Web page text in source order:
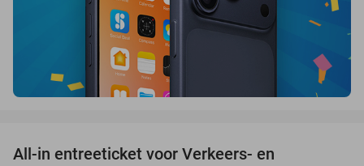
All-in entreeticket voor Verkeers- en